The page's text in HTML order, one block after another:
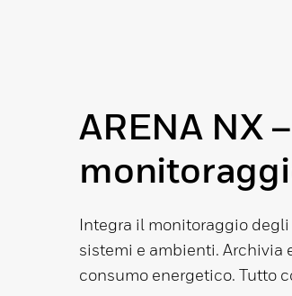
ARENA NX
Integra il monitoraggio
sistemi e ambienti. Archivia
consumo energetico. Tutto